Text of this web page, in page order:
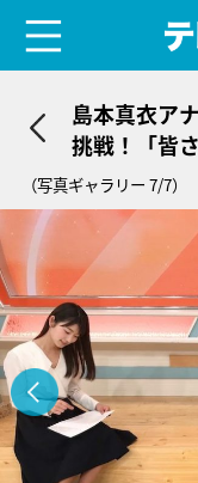
島本真衣ア
挑戦！「皆
（写真ギャラリー 7/7）